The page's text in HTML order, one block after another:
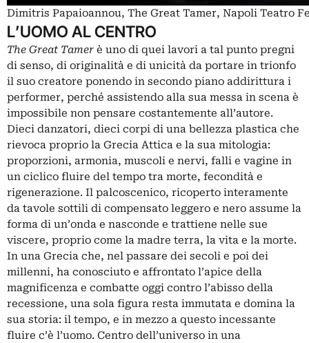
Dimitris Papaioannou, The Great Tamer, Napoli Teatro
L’UOMO AL CENTRO
The Great Tamer è uno di quei lavori a tal punto pregni
di senso, di originalità e di unicità da portare in trionfo
il suo creatore ponendo in secondo piano addirittura i
performer, perché assistendo alla sua messa in scena è
impossibile non pensare costantemente all’autore.
Dieci danzatori, dieci corpi di una bellezza plastica che
rievoca proprio la Grecia Attica e la sua mitologia:
proporzioni, armonia, muscoli e nervi, falli e vagine in
un ciclico fluire del tempo tra morte, fecondità e
rigenerazione. Il palcoscenico, ricoperto interamente
da tavole sottili di compensato leggero e nero assume la
forma di un’onda e nasconde e trattiene nelle sue
viscere, proprio come la madre terra, la vita e la morte.
In una Grecia che, nel passare dei secoli e poi dei
millenni, ha conosciuto e affrontato l’apice della
magnificenza e combatte oggi contro l’abisso della
recessione, una sola figura resta immutata e domina la
sua storia: il tempo, e in mezzo a questo incessante
fluire c’è l’uomo. Centro dell’universo in una